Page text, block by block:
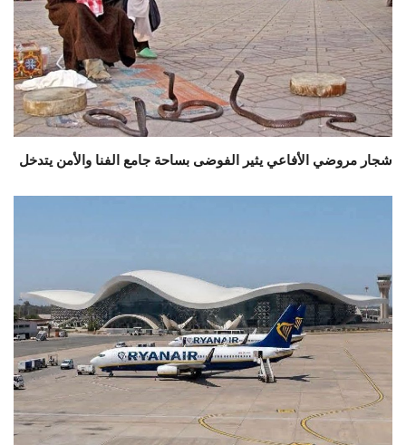
شجار مروضي الأفاعي يثير الفوضى بساحة جامع الفنا والأمن يتدخل